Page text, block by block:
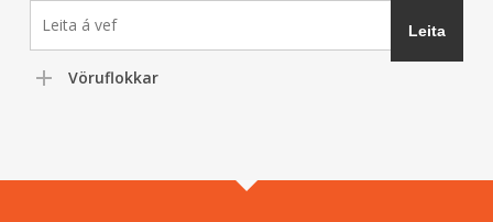
Vöruflokkar